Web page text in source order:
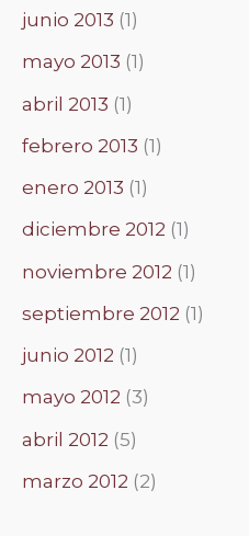
junio 2013 (1)
mayo 2013 (1)
abril 2013 (1)
febrero 2013 (1)
enero 2013 (1)
diciembre 2012 (1)
noviembre 2012 (1)
septiembre 2012 (1)
junio 2012 (1)
mayo 2012 (3)
abril 2012 (5)
marzo 2012 (2)